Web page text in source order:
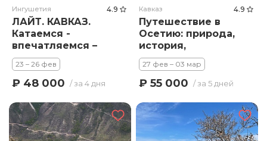
Ингушетия 4.9
ЛАЙТ. КАВКАЗ.
Катаемся -
впечатляемся –
объедаемся!
23 – 26 фев
₽ 48 000 / за 4 дня
Кавказ 4.9
Путешествие в
Осетию: природа,
история,
гостеприимство!
27 фев – 03 мар
₽ 55 000 / за 5 дней